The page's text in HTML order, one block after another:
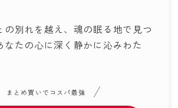
の別れを越え、魂の眠る地で見つ
なたの心に深く静かに沁みわた
まとめ買いでコスパ最強